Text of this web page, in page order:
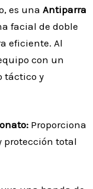
es una Antiparra
facial de doble
eficiente. Al
con un
táctico y
Proporciona
protección total